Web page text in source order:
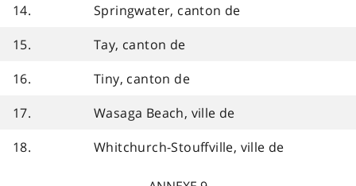
14.
Springwater, canton de
15.
Tay, canton de
16.
Tiny, canton de
17.
Wasaga Beach, ville de
18.
Whitchurch-Stouffville, ville de